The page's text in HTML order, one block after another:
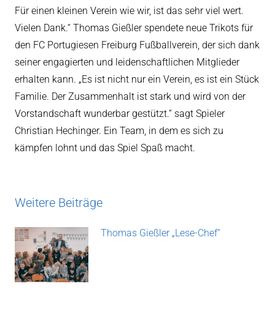
Für einen kleinen Verein wie wir, ist das sehr viel wert.
Vielen Dank.“ Thomas Gießler spendete neue Trikots für
den FC Portugiesen Freiburg Fußballverein, der sich dank
seiner engagierten und leidenschaftlichen Mitglieder
erhalten kann. „Es ist nicht nur ein Verein, es ist ein Stück
Familie. Der Zusammenhalt ist stark und wird von der
Vorstandschaft wunderbar gestützt.“ sagt Spieler
Christian Hechinger. Ein Team, in dem es sich zu
kämpfen lohnt und das Spiel Spaß macht.
Weitere Beiträge
Thomas Gießler „Lese-Chef“